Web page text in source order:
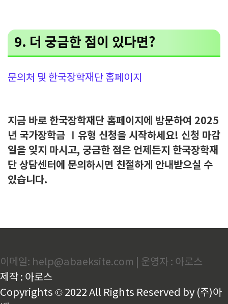
9. 더 궁금한 점이 있다면?
문의처 및 한국장학재단 홈페이지
지금 바로 한국장학재단 홈페이지에 방문하여 2025
년 국가장학금 Ⅰ유형 신청을 시작하세요! 신청 마감
일을 잊지 마시고, 궁금한 점은 언제든지 한국장학재
단 상담센터에 문의하시면 친절하게 안내받으실 수
있습니다.
이메일: help@abaeksite.com | 운영자 : 아로스
제작 : 아로스
Copyrights © 2022 All Rights Reserved by (주)아